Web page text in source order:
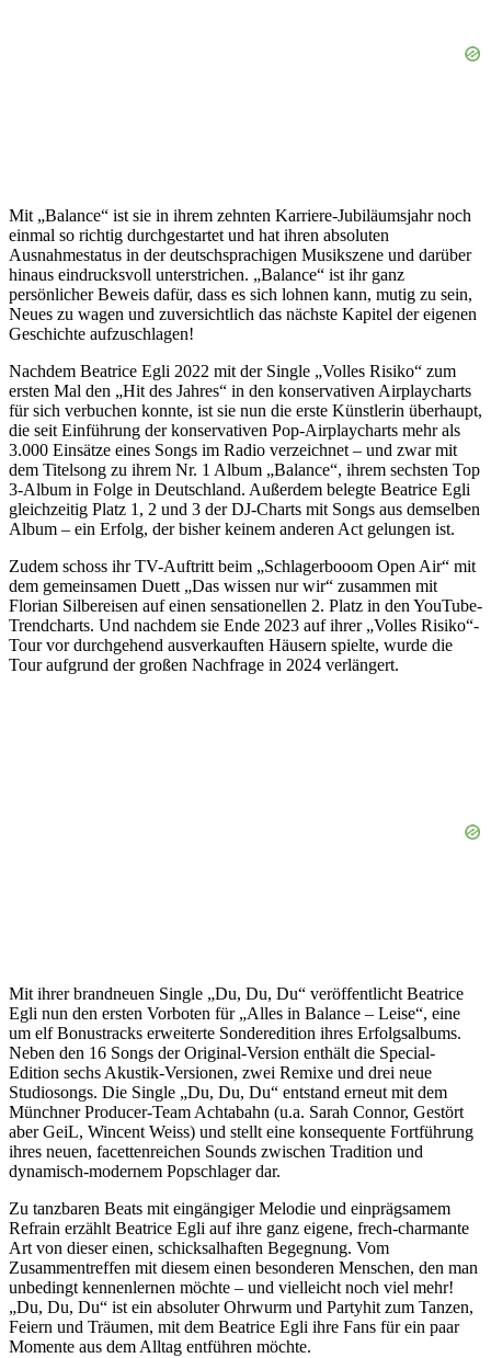
Mit „Balance“ ist sie in ihrem zehnten Karriere-Jubiläumsjahr noch
einmal so richtig durchgestartet und hat ihren absoluten
Ausnahmestatus in der deutschsprachigen Musikszene und darüber
hinaus eindrucksvoll unterstrichen. „Balance“ ist ihr ganz
persönlicher Beweis dafür, dass es sich lohnen kann, mutig zu sein,
Neues zu wagen und zuversichtlich das nächste Kapitel der eigenen
Geschichte aufzuschlagen!
Nachdem Beatrice Egli 2022 mit der Single „Volles Risiko“ zum
ersten Mal den „Hit des Jahres“ in den konservativen Airplaycharts
für sich verbuchen konnte, ist sie nun die erste Künstlerin überhaupt,
die seit Einführung der konservativen Pop-Airplaycharts mehr als
3.000 Einsätze eines Songs im Radio verzeichnet – und zwar mit
dem Titelsong zu ihrem Nr. 1 Album „Balance“, ihrem sechsten Top
3-Album in Folge in Deutschland. Außerdem belegte Beatrice Egli
gleichzeitig Platz 1, 2 und 3 der DJ-Charts mit Songs aus demselben
Album – ein Erfolg, der bisher keinem anderen Act gelungen ist.
Zudem schoss ihr TV-Auftritt beim „Schlagerbooom Open Air“ mit
dem gemeinsamen Duett „Das wissen nur wir“ zusammen mit
Florian Silbereisen auf einen sensationellen 2. Platz in den YouTube-
Trendcharts. Und nachdem sie Ende 2023 auf ihrer „Volles Risiko“-
Tour vor durchgehend ausverkauften Häusern spielte, wurde die
Tour aufgrund der großen Nachfrage in 2024 verlängert.
Mit ihrer brandneuen Single „Du, Du, Du“ veröffentlicht Beatrice
Egli nun den ersten Vorboten für „Alles in Balance – Leise“, eine
um elf Bonustracks erweiterte Sonderedition ihres Erfolgsalbums.
Neben den 16 Songs der Original-Version enthält die Special-
Edition sechs Akustik-Versionen, zwei Remixe und drei neue
Studiosongs. Die Single „Du, Du, Du“ entstand erneut mit dem
Münchner Producer-Team Achtabahn (u.a. Sarah Connor, Gestört
aber GeiL, Wincent Weiss) und stellt eine konsequente Fortführung
ihres neuen, facettenreichen Sounds zwischen Tradition und
dynamisch-modernem Popschlager dar.
Zu tanzbaren Beats mit eingängiger Melodie und einprägsamem
Refrain erzählt Beatrice Egli auf ihre ganz eigene, frech-charmante
Art von dieser einen, schicksalhaften Begegnung. Vom
Zusammentreffen mit diesem einen besonderen Menschen, den man
unbedingt kennenlernen möchte – und vielleicht noch viel mehr!
„Du, Du, Du“ ist ein absoluter Ohrwurm und Partyhit zum Tanzen,
Feiern und Träumen, mit dem Beatrice Egli ihre Fans für ein paar
Momente aus dem Alltag entführen möchte.